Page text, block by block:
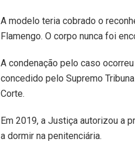
A modelo teria cobrado o
Flamengo. O corpo nunca foi
A condenação pelo caso
concedido pelo Supremo
Corte.
Em 2019, a Justiça autorizou a
a dormir na penitenciária.